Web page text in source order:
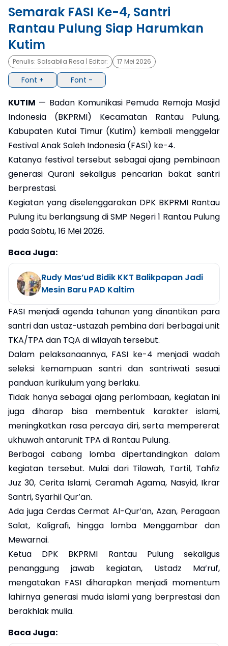
×
Semarak FASI Ke-4, Santri
Rantau Pulung Siap Harumkan
Kutim
Penulis: Salsabila Resa | Editor: 17 Mei 2026
Font + Font -
KUTIM — Badan Komunikasi Pemuda Remaja Masjid
Indonesia (BKPRMI) Kecamatan Rantau Pulung,
Kabupaten Kutai Timur (Kutim) kembali menggelar
Festival Anak Saleh Indonesia (FASI) ke-4.
Katanya festival tersebut sebagai ajang pembinaan
generasi Qurani sekaligus pencarian bakat santri
berprestasi.
Kegiatan yang diselenggarakan DPK BKPRMI Rantau
Pulung itu berlangsung di SMP Negeri 1 Rantau Pulung
pada Sabtu, 16 Mei 2026.
Baca Juga:
Rudy Mas’ud Bidik KKT Balikpapan Jadi
Mesin Baru PAD Kaltim
FASI menjadi agenda tahunan yang dinantikan para
santri dan ustaz-ustazah pembina dari berbagai unit
TKA/TPA dan TQA di wilayah tersebut.
Dalam pelaksanaannya, FASI ke-4 menjadi wadah
seleksi kemampuan santri dan santriwati sesuai
panduan kurikulum yang berlaku.
Tidak hanya sebagai ajang perlombaan, kegiatan ini
juga diharap bisa membentuk karakter islami,
meningkatkan rasa percaya diri, serta mempererat
ukhuwah antarunit TPA di Rantau Pulung.
Berbagai cabang lomba dipertandingkan dalam
kegiatan tersebut. Mulai dari Tilawah, Tartil, Tahfiz
Juz 30, Cerita Islami, Ceramah Agama, Nasyid, Ikrar
Santri, Syarhil Qur’an.
Ada juga Cerdas Cermat Al-Qur’an, Azan, Peragaan
Salat, Kaligrafi, hingga lomba Menggambar dan
Mewarnai.
Ketua DPK BKPRMI Rantau Pulung sekaligus
penanggung jawab kegiatan, Ustadz Ma’ruf,
mengatakan FASI diharapkan menjadi momentum
lahirnya generasi muda islami yang berprestasi dan
berakhlak mulia.
Baca Juga: